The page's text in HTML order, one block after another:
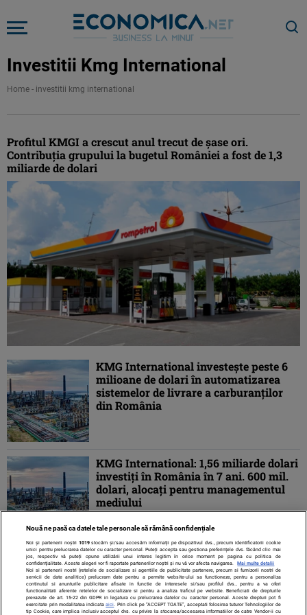
Investitii Kmg International
Home - investitii kmg international
Profitul KMGI a crescut anul trecut de șase ori.
Contribuţia grupului la bugetul României a fost de 1,3
miliarde de dolari
KMG International investeşte peste 6
milioane de dolari în automatizarea
sistemelor de livrare a carburanţilor
din România
KMG International: 1,56 miliarde dolari
investiţi în România în 7 ani. 600 mil.
dolari, alocaţi pentru managementul
mediului
Nouă ne pasă ca datele tale personale să rămână confidențiale
Noi și partenerii noștri 1019stocăm și/sau accesăm informații pe dispozitivul dvs., precum identificatorii cookie
unici pentru prelucrarea datelor cu caracter personal. Puteți accepta sau gestiona preferințele dvs. făcând clic mai
jos, respectiv vă puteți opune utilizării unui interes legitim în orice moment pe pagina cu politica de
confidențialitate. Aceste alegeri vor fi raportate partenerilor noștri și nu vă vor afecta navigarea.
Mai multe detalii
Noi si partenerii nostri (retelele de socializare si agentiile de publicitate partenere, precum si furnizorii nostri de
servicii de date analitice) prelucram date pentru a permite website-ului sa functioneze, pentru a personaliza
continutul si anunturile publicitare afisate in functie de interesele si/sau profilul dvs., pentru a va oferi
functionalitati aferente retelelor de socializare si pentru a analiza traficul pe website. Beneficiati de drepturile
prevazute de art. 15-22 din GDPR in legatura cu prelucrarea datelor cu caracter personal. Aceste drepturi pot fi
exercitate prin modalitatea indicataaici . Prin click pe “ACCEPT TOATE”, acceptati folosirea tuturor Tehnologiilor de
tip Cookie, care implica inclusiv acceptul dvs. cu privire la stocarea/accesarea informatiilor de catre Vendor-ii cu